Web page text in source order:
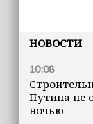
НОВОСТИ
10:08
Путина не
ночью